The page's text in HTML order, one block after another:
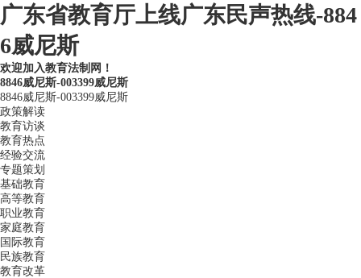
广东省教育厅上线广东民声热线-884
6威尼斯
欢迎加入教育法制网！
8846威尼斯-003399威尼斯
8846威尼斯-003399威尼斯
政策解读
教育访谈
教育热点
经验交流
专题策划
基础教育
高等教育
职业教育
家庭教育
国际教育
民族教育
教育改革